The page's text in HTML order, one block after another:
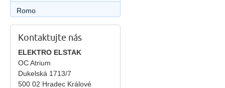
Romo
Kontaktujte nás
ELEKTRO ELSTAK
OC Atrium
Dukelská 1713/7
500 02 Hradec Králové